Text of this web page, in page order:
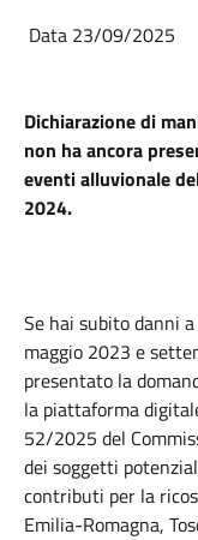
Data 23/09/2025
Dichiarazione di
non ha ancora
eventi alluvionale
2024.
Se hai subito danni
maggio 2023 e
presentato la
la piattaforma
52/2025 del
dei soggetti
contributi per la
Emilia-Romagna,